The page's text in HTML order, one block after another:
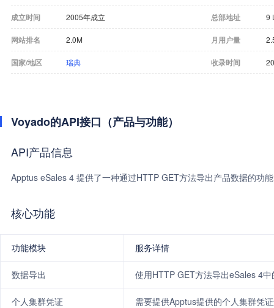
成立时间 2005年成立 总部地址 9
网站排名 2.0M 月用户量
国家/地区 瑞典 收录时间
Voyado的API接口（产品与功能）
API产品信息
Apptus eSales 4 提供了一种通过HTTP GET方法导出产品数据的功
核心功能
功能模块 服务详情
数据导出 使用HTTP GET方法导出eSales 4
个人集群凭证 需要提供Apptus提供的个人集群凭